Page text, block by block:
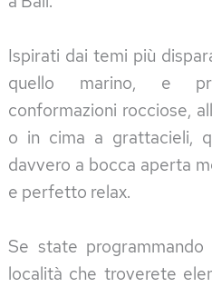
Ispirati dai temi più
quello marino, e
conformazioni rocciose,
o in cima a grattacieli,
davvero a bocca aperta
e perfetto relax.
Se state
località che troverete